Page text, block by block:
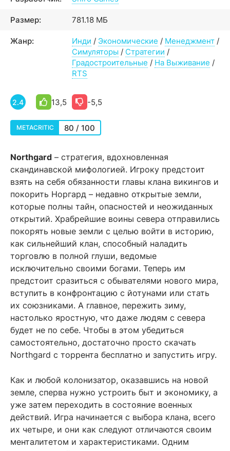
Размер: 781.18 МБ
Жанр: Инди / Экономические / Менеджмент /
Симуляторы / Стратегии /
Градостроительные / На Выживание /
RTS
2.4 13,5 -5,5
METACRITIC 80 / 100
Northgard – стратегия, вдохновленная
скандинавской мифологией. Игроку предстоит
взять на себя обязанности главы клана викингов и
покорить Норгард – недавно открытые земли,
которые полны тайн, опасностей и неожиданных
открытий. Храбрейшие воины севера отправились
покорять новые земли с целью войти в историю,
как сильнейший клан, способный наладить
торговлю в полной глуши, ведомые
исключительно своими богами. Теперь им
предстоит сразиться с обывателями нового мира,
вступить в конфронтацию с йотунами или стать
их союзниками. А главное, пережить зиму,
настолько яростную, что даже людям с севера
будет не по себе. Чтобы в этом убедиться
самостоятельно, достаточно просто скачать
Northgard с торрента бесплатно и запустить игру.
Как и любой колонизатор, оказавшись на новой
земле, сперва нужно устроить быт и экономику, а
уже затем переходить в состояние военных
действий. Игра начинается с выбора клана, всего
их четыре, и они как следуют отличаются своим
менталитетом и характеристиками. Одним